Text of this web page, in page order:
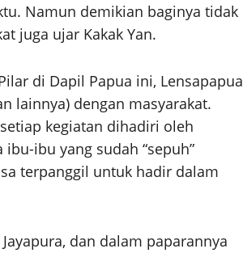
Namun demikian baginya tidak
juga ujar Kakak Yan.
di Dapil Papua ini, Lensapapua
lainnya) dengan masyarakat.
kegiatan dihadiri oleh
ibu yang sudah “sepuh”
terpanggil untuk hadir dalam
dan dalam paparannya